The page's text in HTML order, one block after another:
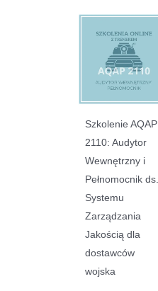
Szkolenie AQAP
2110: Audytor
Wewnętrzny i
Pełnomocnik ds.
Systemu
Zarządzania
Jakością dla
dostawców
wojska